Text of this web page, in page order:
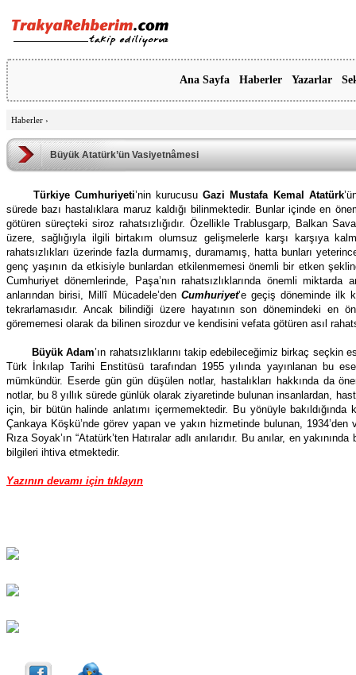
Ana Sayfa Haberler Yazarlar
Haberler ›
Büyük Atatürk’ün Vasiyetnâmesi
Türkiye Cumhuriyeti’nin kurucusuGazi Mustafa Kemal Atatürk
sürede bazı hastalıklara maruz kaldığı bilinmektedir. Bunlar içinde en
götüren süreçteki siroz rahatsızlığıdır. Özellikle Trablusgarp, Balkan
üzere, sağlığıyla ilgili birtakım olumsuz gelişmelerle karşı karşıya
rahatsızlıkları üzerinde fazla durmamış, duramamış, hatta bunları
genç yaşının da etkisiyle bunlardan etkilenmemesi önemli bir etken
Cumhuriyet dönemlerinde, Paşa’nın rahatsızlıklarında önemli
anlarından birisi, Millî Mücadele’den Cumhuriyet’e geçiş döneminde ilk
tekrarlamasıdır. Ancak bilindiği üzere hayatının son dönemindeki en
görememesi olarak da bilinen sirozdur ve kendisini vefata götüren asıl
Büyük Adam’ın rahatsızlıklarını takip edebileceğimiz birkaç seçkin
Türk İnkılap Tarihi Enstitüsü tarafından 1955 yılında yayınlanan bu
mümkündür. Eserde gün gün düşülen notlar, hastalıkları hakkında da
notlar, bu 8 yıllık sürede günlük olarak ziyaretinde bulunan insanlardan,
için, bir bütün halinde anlatımı içermemektedir. Bu yönüyle
Çankaya Köşkü’nde görev yapan ve yakın hizmetinde bulunan,
Rıza Soyak’ın “Atatürk’ten Hatıralar adlı anılarıdır. Bu anılar, en
bilgileri ihtiva etmektedir.
Yazının devamı için tıklayın